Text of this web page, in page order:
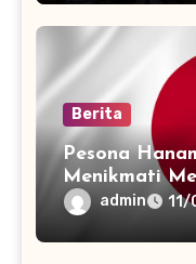
Berita
Pesona
Menikmati
admin 11/